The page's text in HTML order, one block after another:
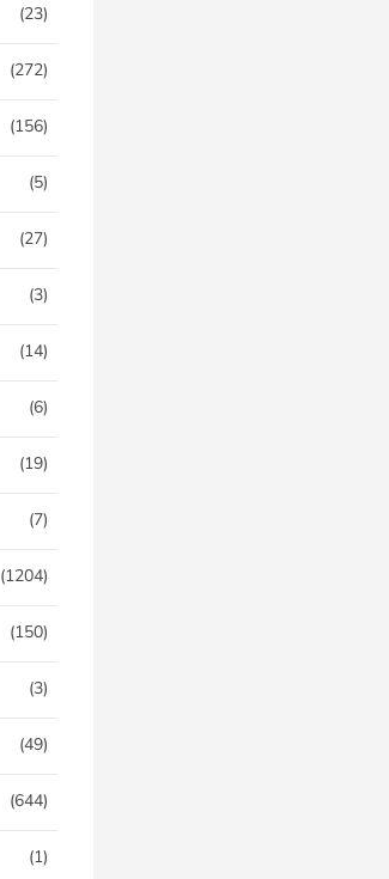
(23)
(272)
(156)
(5)
(27)
(3)
(14)
(6)
(19)
(7)
(1204)
(150)
(3)
(49)
(644)
(1)